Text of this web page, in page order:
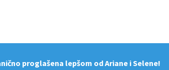
proglašena lepšom od Ariane i Selene!